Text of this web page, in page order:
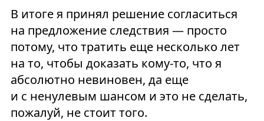
В итоге я принял решение согласиться
на предложение следствия — просто
потому, что тратить еще несколько лет
на то, чтобы доказать кому-то, что я
абсолютно невиновен, да еще
и с ненулевым шансом и это не сделать,
пожалуй, не стоит того.